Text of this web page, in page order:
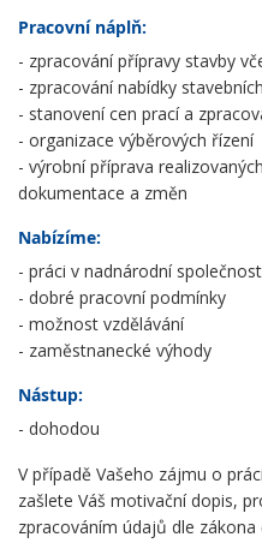
Pracovní náplň:
- zpracování přípravy stavby
- zpracování nabídky
- stanovení cen prací a
- organizace výběrových řízení
- výrobní příprava
dokumentace a změn
Nabízíme:
- práci v nadnárodní
- dobré pracovní podmínky
- možnost vzdělávání
- zaměstnanecké výhody
Nástup:
- dohodou
V případě Vašeho zájmu o
zašlete Váš motivační dopis,
zpracováním údajů dle zákona